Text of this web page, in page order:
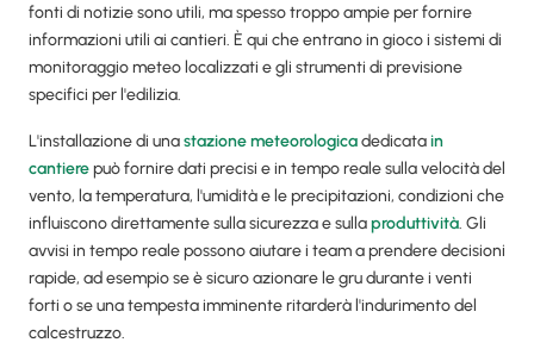
fonti di notizie sono utili, ma spesso troppo ampie per fornire
informazioni utili ai cantieri. È qui che entrano in gioco i sistemi di
monitoraggio meteo localizzati e gli strumenti di previsione
specifici per l'edilizia.
L'installazione di unastazione meteorologicadedicatain
cantierepuò fornire dati precisi e in tempo reale sulla velocità del
vento, la temperatura, l'umidità e le precipitazioni, condizioni che
influiscono direttamente sulla sicurezza e sullaproduttività. Gli
avvisi in tempo reale possono aiutare i team a prendere decisioni
rapide, ad esempio se è sicuro azionare le gru durante i venti
forti o se una tempesta imminente ritarderà l'indurimento del
calcestruzzo.